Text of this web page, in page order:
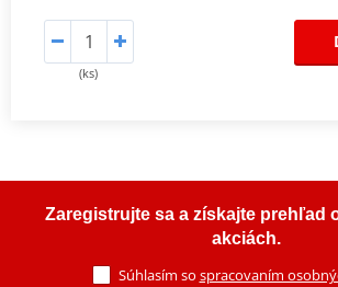
(ks)
Zaregistrujte sa a získajte prehľad
akciách.
Súhlasím so spracovaním